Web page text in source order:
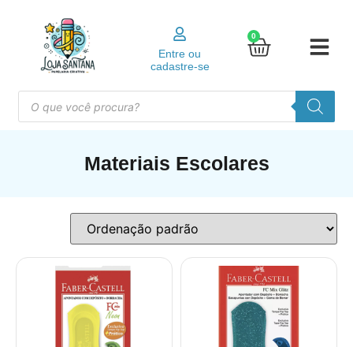
Entre ou
cadastre-se
0
Materiais Escolares